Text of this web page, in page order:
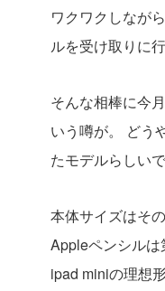
ワクワクしなが
ルを受け取りに
そんな相棒に今
いう噂が。
どう
たモデルらしい
本体サイズはそ
Appleペンシルは
ipad miniの理想形